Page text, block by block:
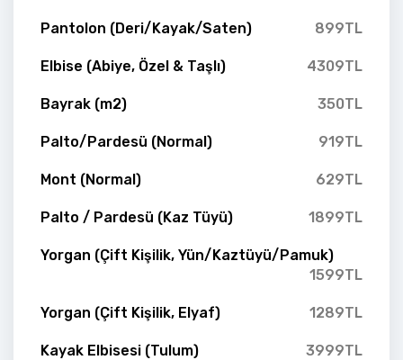
Pantolon (Deri/Kayak/Saten) 899TL
Elbise (Abiye, Özel & Taşlı) 4309TL
Bayrak (m2) 350TL
Palto/Pardesü (Normal) 919TL
Mont (Normal) 629TL
Palto / Pardesü (Kaz Tüyü) 1899TL
Yorgan (Çift Kişilik, Yün/Kaztüyü/Pamuk)
1599TL
Yorgan (Çift Kişilik, Elyaf) 1289TL
Kayak Elbisesi (Tulum) 3999TL